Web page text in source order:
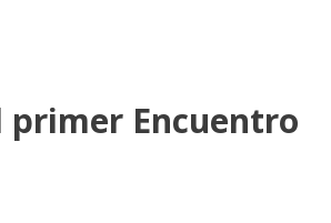
primer Encuentro